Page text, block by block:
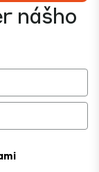
nášho